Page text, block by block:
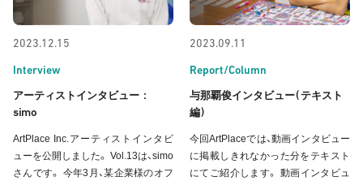
2023.12.15
Interview
アーティストインタビュー :
simo
ArtPlace Inc.アーティストインタビ
ューを公開しました。 Vol.13は、simo
さんです。 今年3月、某企業様のオフ
2023.09.11
Report/Column
与那覇俊インタビュー( テキスト
編)
今回ArtPlaceでは、動画インタビュー
に掲載しきれなかった分をテキスト
にてご紹介します。 動画インタビュ